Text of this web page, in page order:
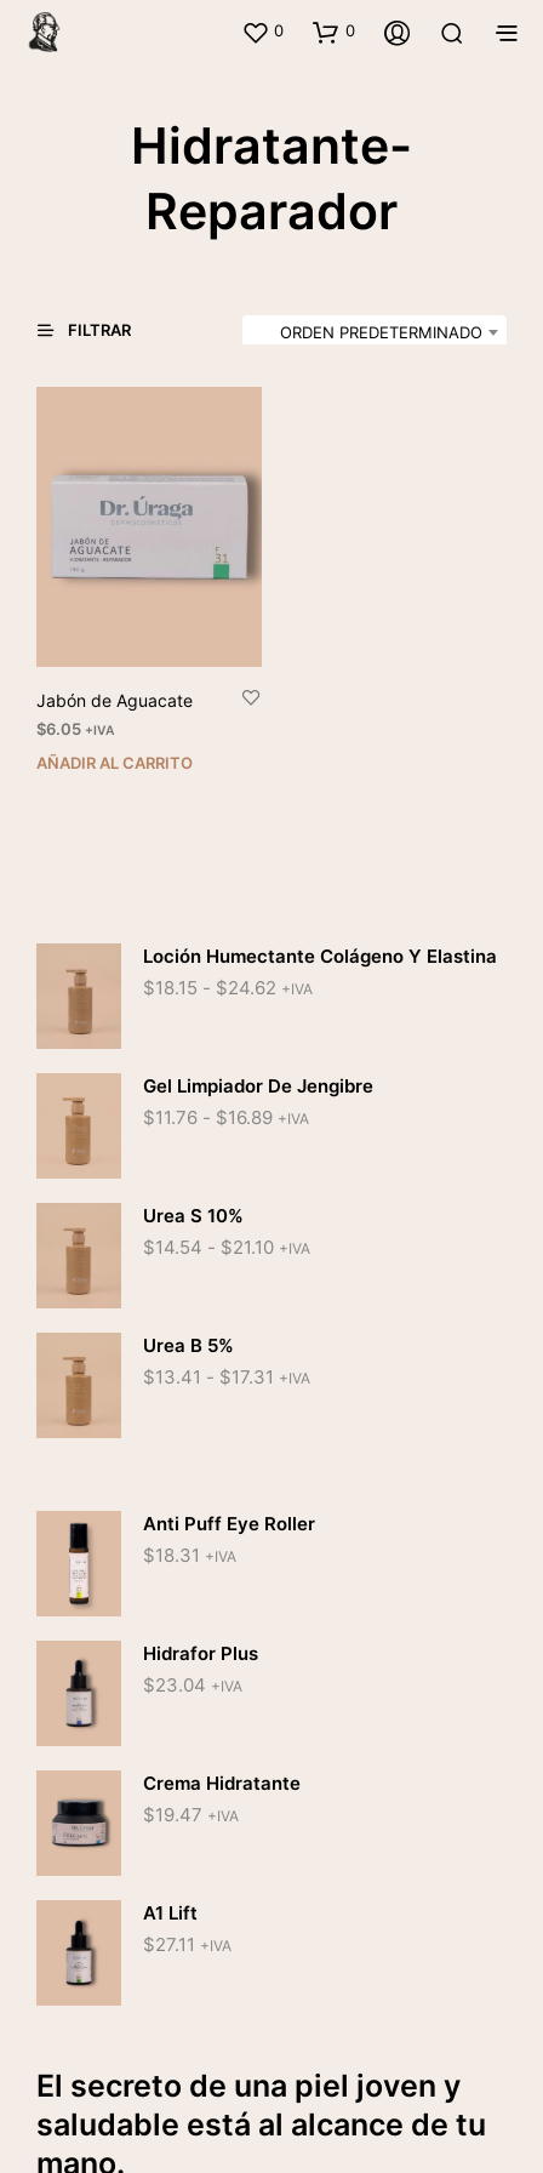
0 0
Hidratante-
Reparador
FILTRAR ORDEN PREDETERMINADO
Jabón de Aguacate
$6.05 +IVA
AÑADIR AL CARRITO
Loción Humectante Colágeno Y Elastina
$18.15 - $24.62 Rango
$18.15
hasta
$24.62
+IVA
Gel Limpiador De Jengibre
$11.76 - $16.89Rango
$16.89
+IVA
Urea S 10%
$14.54 - $21.10Rango
$21.10
+IVA
Urea B 5%
$13.41 - $17.31 Rango
$17.31
+IVA
Anti Puff Eye Roller
$18.31 +IVA
Hidrafor Plus
$23.04 +IVA
Crema Hidratante
$19.47 +IVA
A1 Lift
$27.11 +IVA
El secreto de una piel joven y
saludable está al alcance de tu
mano.